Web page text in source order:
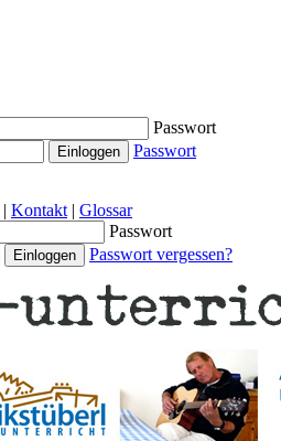
Passwort
Passwort
| Kontakt | Glossar
Passwort
Passwort vergessen?